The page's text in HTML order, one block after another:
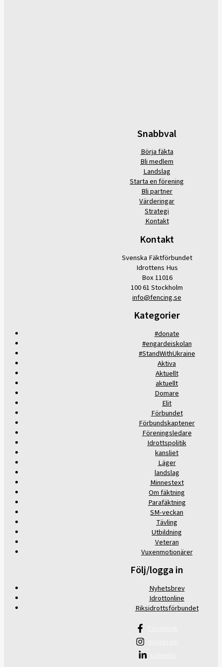
Snabbval
Börja fäkta
Bli medlem
Landslag
Starta en förening
Bli partner
Värderingar
Strategi
Kontakt
Kontakt
Svenska Fäktförbundet
Idrottens Hus
Box 11016
100 61 Stockholm
info@fencing.se
Kategorier
#donate
#engardeiskolan
#StandWithUkraine
Aktiva
Aktuellt
aktuellt
Domare
Elit
Förbundet
Förbundskaptener
Föreningsledare
Idrottspolitik
kansliet
Läger
landslag
Minnestext
Om fäktning
Parafäktning
SM-veckan
Tävling
Utbildning
Veteran
Vuxenmotionärer
Följ/logga in
Nyhetsbrev
Idrottonline
Riksidrottsförbundet